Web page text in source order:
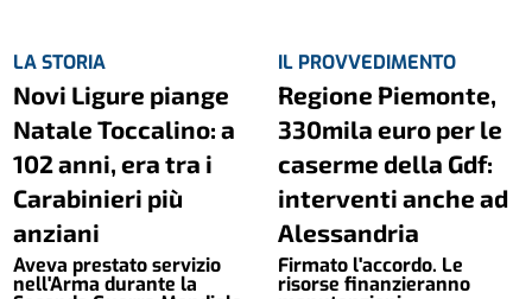
LA STORIA
Novi Ligure piange
Natale Toccalino: a
102 anni, era tra i
Carabinieri più
anziani
Aveva prestato servizio
nell'Arma durante la
IL PROVVEDIMENTO
Regione Piemonte,
330mila euro per le
caserme della Gdf:
interventi anche ad
Alessandria
Firmato l'accordo. Le
risorse finanzieranno